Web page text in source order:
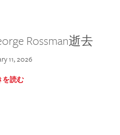
Rossman逝去
11, 2026
を読む